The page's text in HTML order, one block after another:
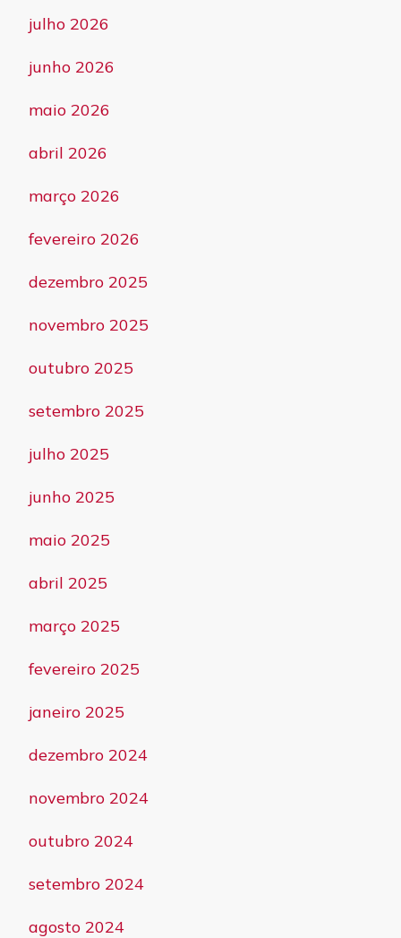
julho 2026
junho 2026
maio 2026
abril 2026
março 2026
fevereiro 2026
dezembro 2025
novembro 2025
outubro 2025
setembro 2025
julho 2025
junho 2025
maio 2025
abril 2025
março 2025
fevereiro 2025
janeiro 2025
dezembro 2024
novembro 2024
outubro 2024
setembro 2024
agosto 2024